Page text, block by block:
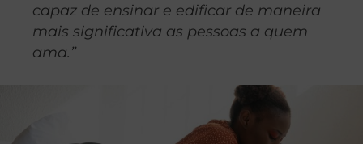
capaz de ensinar e edificar de maneira
mais significativa as pessoas a quem
ama.”